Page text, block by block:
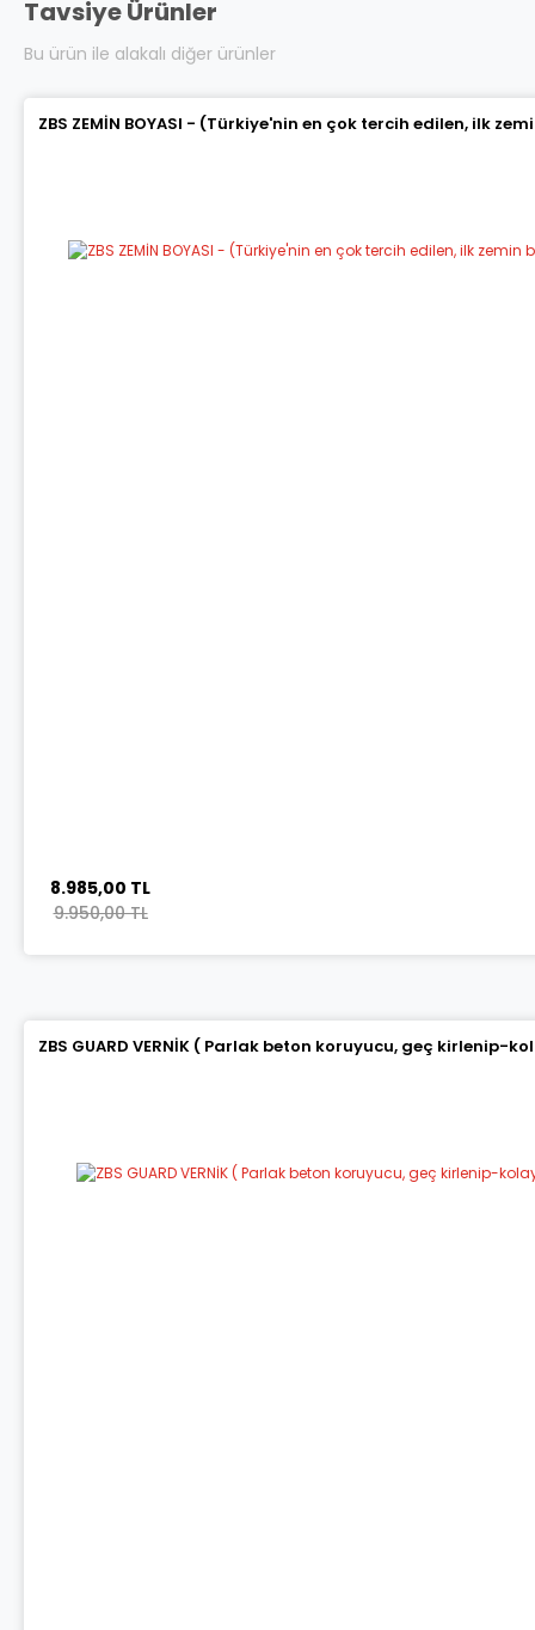
Tavsiye Ürünler
Bu ürün ile alakalı diğer ürünler
ZBS ZEMİN BOYASI - (Türkiye'nin en çok tercih edilen, ilk
8.985,00 TL
9.950,00 TL
ZBS GUARD VERNİK ( Parlak beton koruyucu, geç kirlenip-